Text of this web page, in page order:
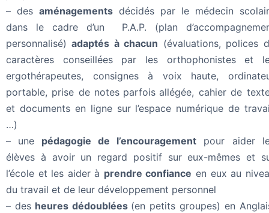
– des aménagements décidés par le médecin
dans le cadre d’un P.A.P. (plan
personnalisé) adaptés à chacun (évaluations, polices
caractères conseillées par les orthophonistes et
ergothérapeutes, consignes à voix haute,
portable, prise de notes parfois allégée, cahier de
et documents en ligne sur l’espace numérique de
…)
– une pédagogie de l’encouragement pour aider
élèves à avoir un regard positif sur eux-mêmes et
l’école et les aider à prendre confiance en eux au
du travail et de leur développement personnel
– des heures dédoublées (en petits groupes) en